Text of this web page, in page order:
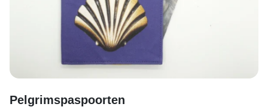
Pelgrimspaspoorten